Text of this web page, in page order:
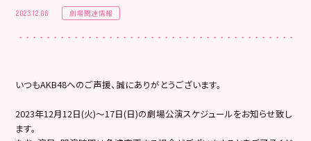
2023.12.06 劇場関連情報
いつもAKB48へのご声援、誠にありがとうございます。
2023年12月12日(火)～17日(日)の劇場公演スケジュールをお知らせ致し
ます。